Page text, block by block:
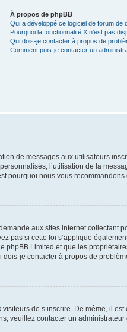
À propos de phpBB
Qui a développé ce logiciel de forum de
Pourquoi la fonctionnalité X n’est pas
Qui dois-je contacter à propos de
Comment puis-je contacter un
de messages aux utilisateurs
l’utilisation de la
pourquoi nous vous recommandons
aux sites internet collectant
pas si cette loi s’applique
Limited et que les
je contacter à propos de
de s’inscrire. De même, il
veuillez contacter un administrateur